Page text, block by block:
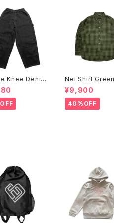
Knee Denim
Pants Black
Nel Shirt Green
¥9,900
40%OFF